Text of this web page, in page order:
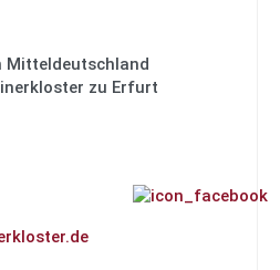
Mitteldeutschland
zu Erfurt